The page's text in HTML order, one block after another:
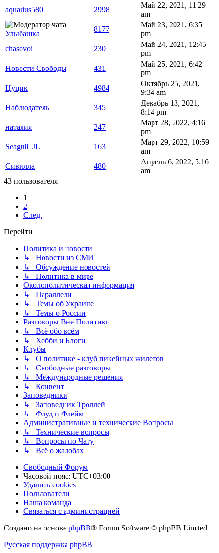
aquarius580
2998
Май 22, 2021, 11:29
am
Улыбашка
8177
Май 23, 2021, 6:35
pm
chasovoi
230
Май 24, 2021, 12:45
pm
Новости Свободы
431
Май 25, 2021, 6:42
pm
Цуцик
4984
Октябрь 25, 2021,
9:34 am
Наблюдатель
345
Декабрь 18, 2021,
8:14 pm
наталия
247
Март 28, 2022, 4:16
pm
Seagull_JL
163
Март 29, 2022, 10:59
am
Сивилла
480
Апрель 6, 2022, 5:16
am
43 пользователя
1
2
След.
Перейти
Политика и новости
↳ Новости из СМИ
↳ Обсуждение новостей
↳ Политика в мире
Околополитическая информация
↳ Параллели
↳ Темы об Украине
↳ Темы о России
Разговоры Вне Политики
↳ Всё обо всём
↳ Хобби и Блоги
Клубы
↳ О политике - клуб пикейных жилетов
↳ Свободные разговоры
↳ Международные решения
↳ Конвент
Заповедники
↳ Заповедник Троллей
↳ Флуд и Флейм
Административные и технические Вопросы
↳ Технические вопросы
↳ Вопросы по Чату
↳ Всё о жалобах
Свободный Форум
Часовой пояс: UTC+03:00
Удалить cookies
Пользователи
Наша команда
Связаться с администрацией
Создано на основе phpBB® Forum Software © phpBB Limited
Русская поддержка phpBB